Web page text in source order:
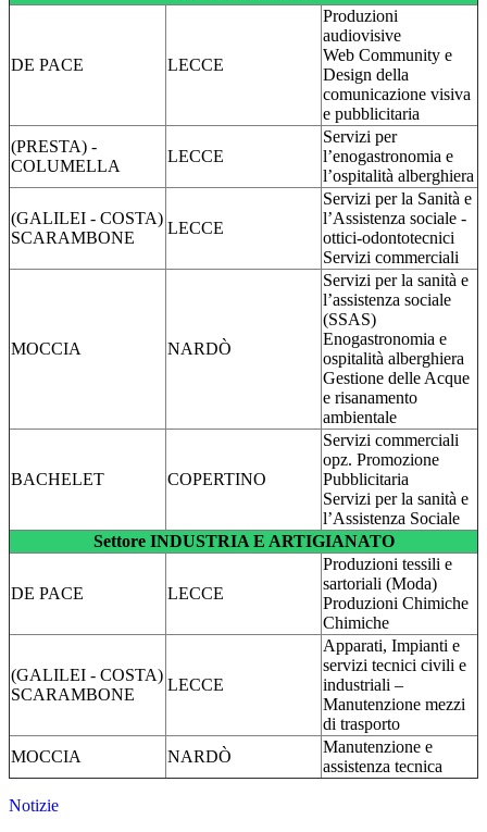
DE PACE LECCE
Produzioni
audiovisive
Web Community e
Design della
comunicazione visiva
e pubblicitaria
(PRESTA) -
COLUMELLA
LECCE
Servizi per
l’enogastronomia e
l’ospitalità alberghiera
(GALILEI - COSTA)
SCARAMBONE
LECCE
Servizi per la Sanità e
l’Assistenza sociale -
ottici-odontotecnici
Servizi commerciali
MOCCIA NARDÒ
Servizi per la sanità e
l’assistenza sociale
(SSAS)
Enogastronomia e
ospitalità alberghiera
Gestione delle Acque
e risanamento
ambientale
BACHELET COPERTINO
Servizi commerciali
opz. Promozione
Pubblicitaria
Servizi per la sanità e
l’Assistenza Sociale
Settore INDUSTRIA E ARTIGIANATO
DE PACE LECCE
Produzioni tessili e
sartoriali (Moda)
Produzioni Chimiche
Chimiche
(GALILEI - COSTA)
SCARAMBONE
LECCE
Apparati, Impianti e
servizi tecnici civili e
industriali –
Manutenzione mezzi
di trasporto
MOCCIA
NARDÒ
Manutenzione e
assistenza tecnica
Notizie